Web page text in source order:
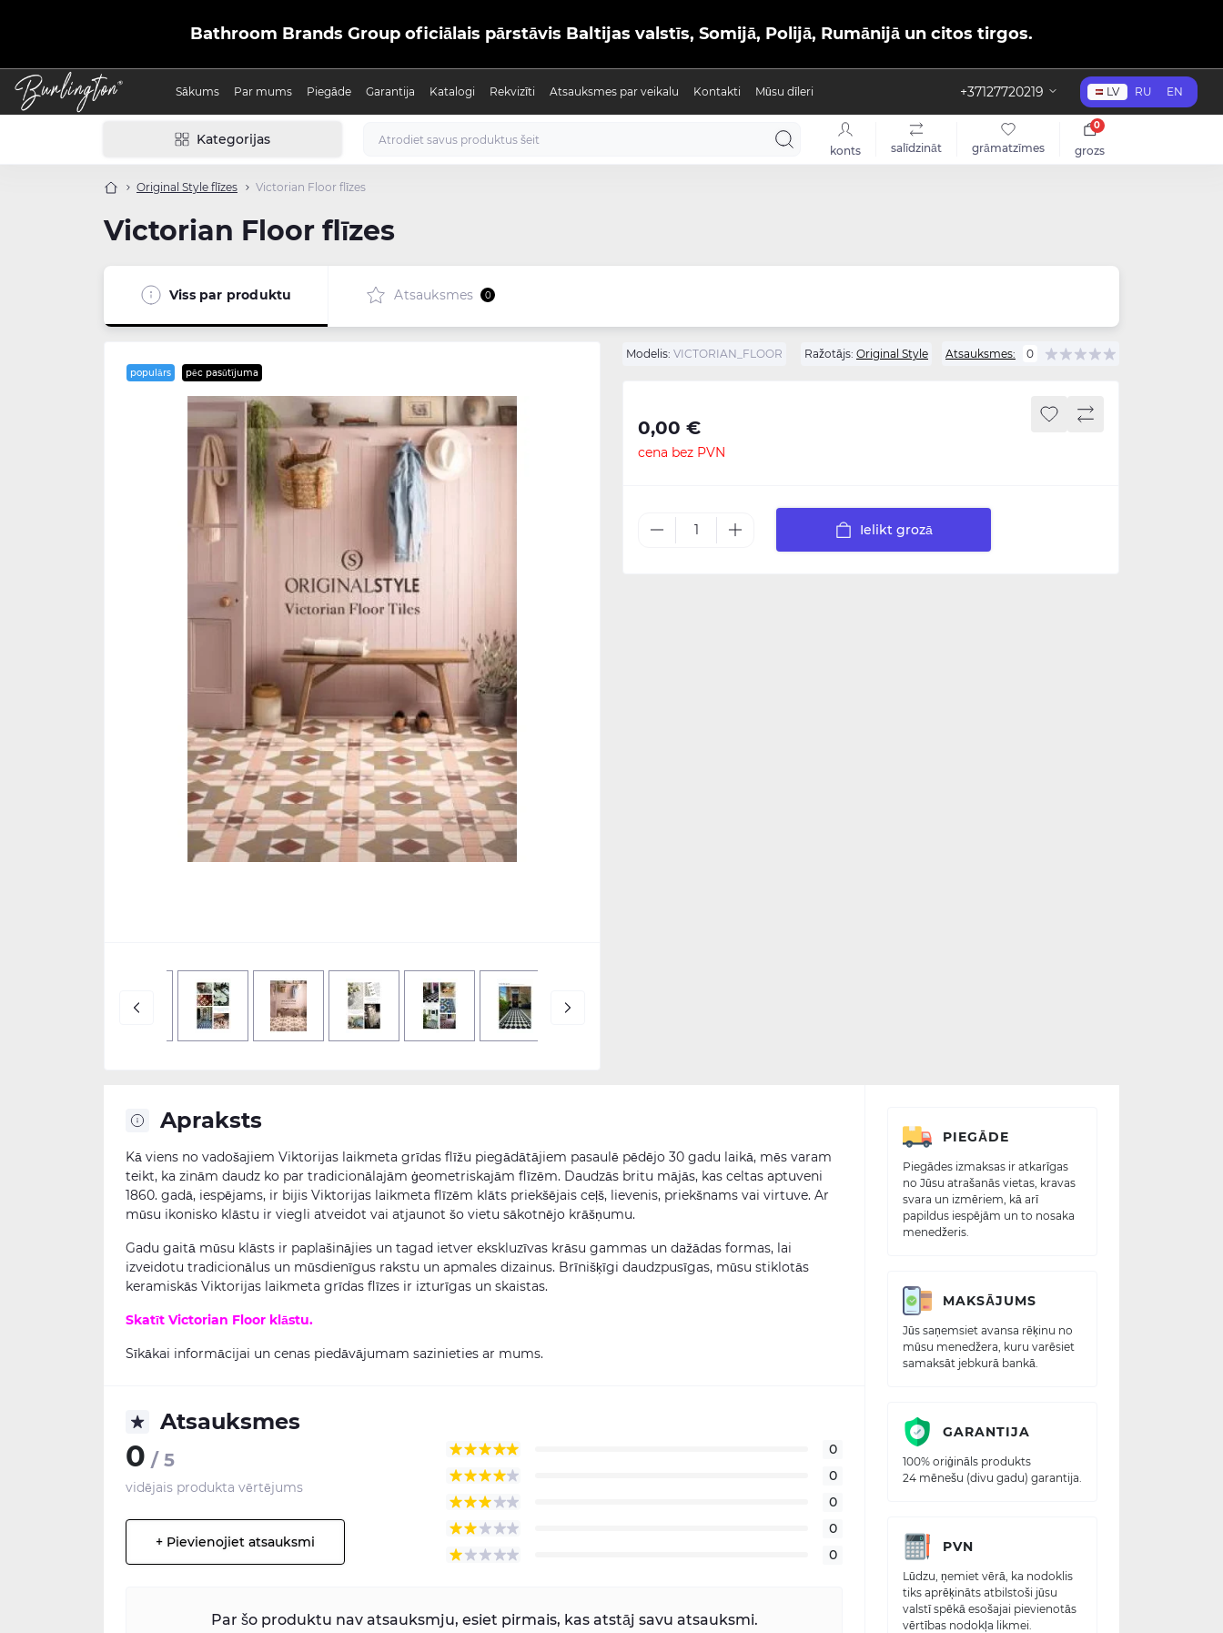
Bathroom Brands Group oficiālais pārstāvis Baltijas valstīs, Somijā, Polijā, Rumānijā un citos tirgos.
Sākums Par mums Piegāde Garantija Katalogi Rekvizīti Atsauksmes par veikalu Kontakti Mūsu dīleri +37127720219 LV RU EN
Kategorijas
konts salīdzināt grāmatzīmes grozs
0
Original Style flīzes Victorian Floor flīzes
Victorian Floor flīzes
Viss par produktu Atsauksmes 0
populārs pēc pasūtījuma
Modelis: VICTORIAN_FLOOR Ražotājs: Original Style Atsauksmes: 0
0,00 €
cena bez PVN
Ielikt grozā
Apraksts
Kā viens no vadošajiem Viktorijas laikmeta grīdas flīžu piegādātājiem pasaulē pēdējo 30 gadu laikā, mēs varam
teikt, ka zinām daudz ko par tradicionālajām ģeometriskajām flīzēm. Daudzās britu mājās, kas celtas aptuveni
1860. gadā, iespējams, ir bijis Viktorijas laikmeta flīzēm klāts priekšējais ceļš, lievenis, priekšnams vai virtuve. Ar
mūsu ikonisko klāstu ir viegli atveidot vai atjaunot šo vietu sākotnējo krāšņumu.
Gadu gaitā mūsu klāsts ir paplašinājies un tagad ietver ekskluzīvas krāsu gammas un dažādas formas, lai
izveidotu tradicionālus un mūsdienīgus rakstu un apmales dizainus. Brīnišķīgi daudzpusīgas, mūsu stiklotās
keramiskās Viktorijas laikmeta grīdas flīzes ir izturīgas un skaistas.
Skatīt Victorian Floor klāstu.
Sīkākai informācijai un cenas piedāvājumam sazinieties ar mums.
Atsauksmes
0 / 5
vidējais produkta vērtējums
+ Pievienojiet atsauksmi
0
0
0
0
0
Par šo produktu nav atsauksmju, esiet pirmais, kas atstāj savu atsauksmi.
PIEGĀDE
Piegādes izmaksas ir atkarīgas
no Jūsu atrašanās vietas, kravas
svara un izmēriem, kā arī
papildus iespējām un to nosaka
menedžeris.
MAKSĀJUMS
Jūs saņemsiet avansa rēķinu no
mūsu menedžera, kuru varēsiet
samaksāt jebkurā bankā.
GARANTIJA
100% oriģināls produkts
24 mēnešu (divu gadu) garantija.
PVN
Lūdzu, ņemiet vērā, ka nodoklis
tiks aprēķināts atbilstoši jūsu
valstī spēkā esošajai pievienotās
vērtības nodokļa likmei.